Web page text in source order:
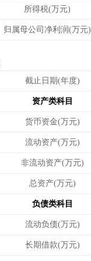
所得税(万元)
归属母公司净利润(万元)
截止日期(年度)
资产类科目
货币资金(万元)
流动资产(万元)
非流动资产(万元)
总资产(万元)
负债类科目
流动负债(万元)
长期借款(万元)